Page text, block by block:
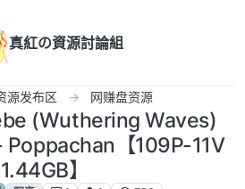
真紅の資源討論組
源发布区 网赚盘资源
(Wuthering Waves)
【109P-11V
1.44GB】